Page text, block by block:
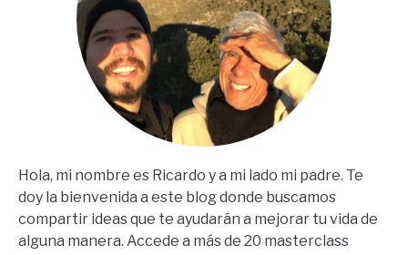
Hola, mi nombre es Ricardo y a mi lado mi padre. Te
doy la bienvenida a este blog donde buscamos
compartir ideas que te ayudarán a mejorar tu vida de
alguna manera. Accede a más de 20 masterclass